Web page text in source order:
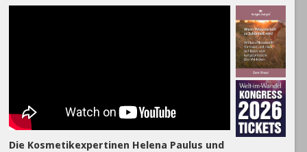
Die Kosmetikexpertinen Helena Paulus und